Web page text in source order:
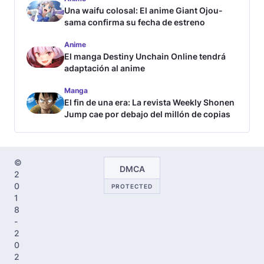
Una waifu colosal: El anime Giant Ojou-
sama confirma su fecha de estreno
Anime
El manga Destiny Unchain Online tendrá
adaptación al anime
Manga
El fin de una era: La revista Weekly Shonen
Jump cae por debajo del millón de copias
©
2
0
1
8
-
2
0
2
DMCA
PROTECTED